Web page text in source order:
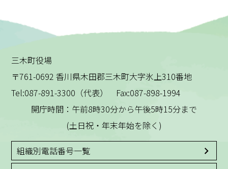
三木町役場
〒761-0692 香川県木田郡三木町大字氷上310番地
Tel:087-891-3300（代表） Fax:087-898-1994
開庁時間：午前8時30分から午後5時15分まで
(土日祝・年末年始を除く)
組織別電話番号一覧